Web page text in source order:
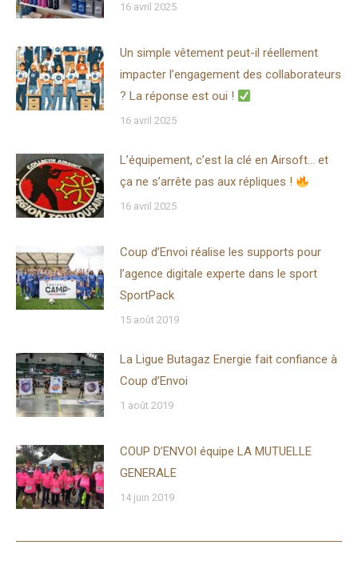
16 avril 2025
Un simple vêtement peut-il réellement
impacter l’engagement des collaborateurs
? La réponse est oui !
16 avril 2025
L’équipement, c’est la clé en Airsoft… et
ça ne s’arrête pas aux répliques !
16 avril 2025
Coup d’Envoi réalise les supports pour
l’agence digitale experte dans le sport
SportPack
15 août 2019
La Ligue Butagaz Energie fait confiance à
Coup d’Envoi
1 août 2019
COUP D’ENVOI équipe LA MUTUELLE
GENERALE
14 juin 2019